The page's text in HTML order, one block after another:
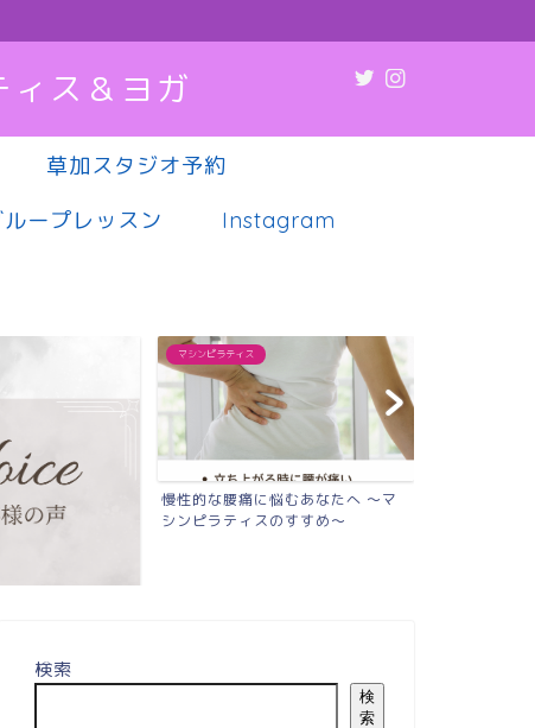
ス＆ヨガ
草加スタジオ予約
ループレッスン
Instagram
ィス
腰痛に悩むあなたへ 〜マ
ティスのすすめ〜
マシンピラティス
肩こり・腰痛・疲れやすさ…その不
調、実は“姿勢”が原因か...
検索
検
索